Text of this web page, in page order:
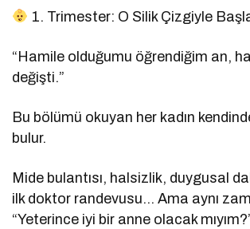
1. Trimester: O Silik Çizgiyle
“Hamile olduğumu öğrendiğim an,
değişti.”
Bu bölümü okuyan her kadın
bulur.
Mide bulantısı, halsizlik, duygusal
ilk doktor randevusu… Ama aynı
“Yeterince iyi bir anne olacak